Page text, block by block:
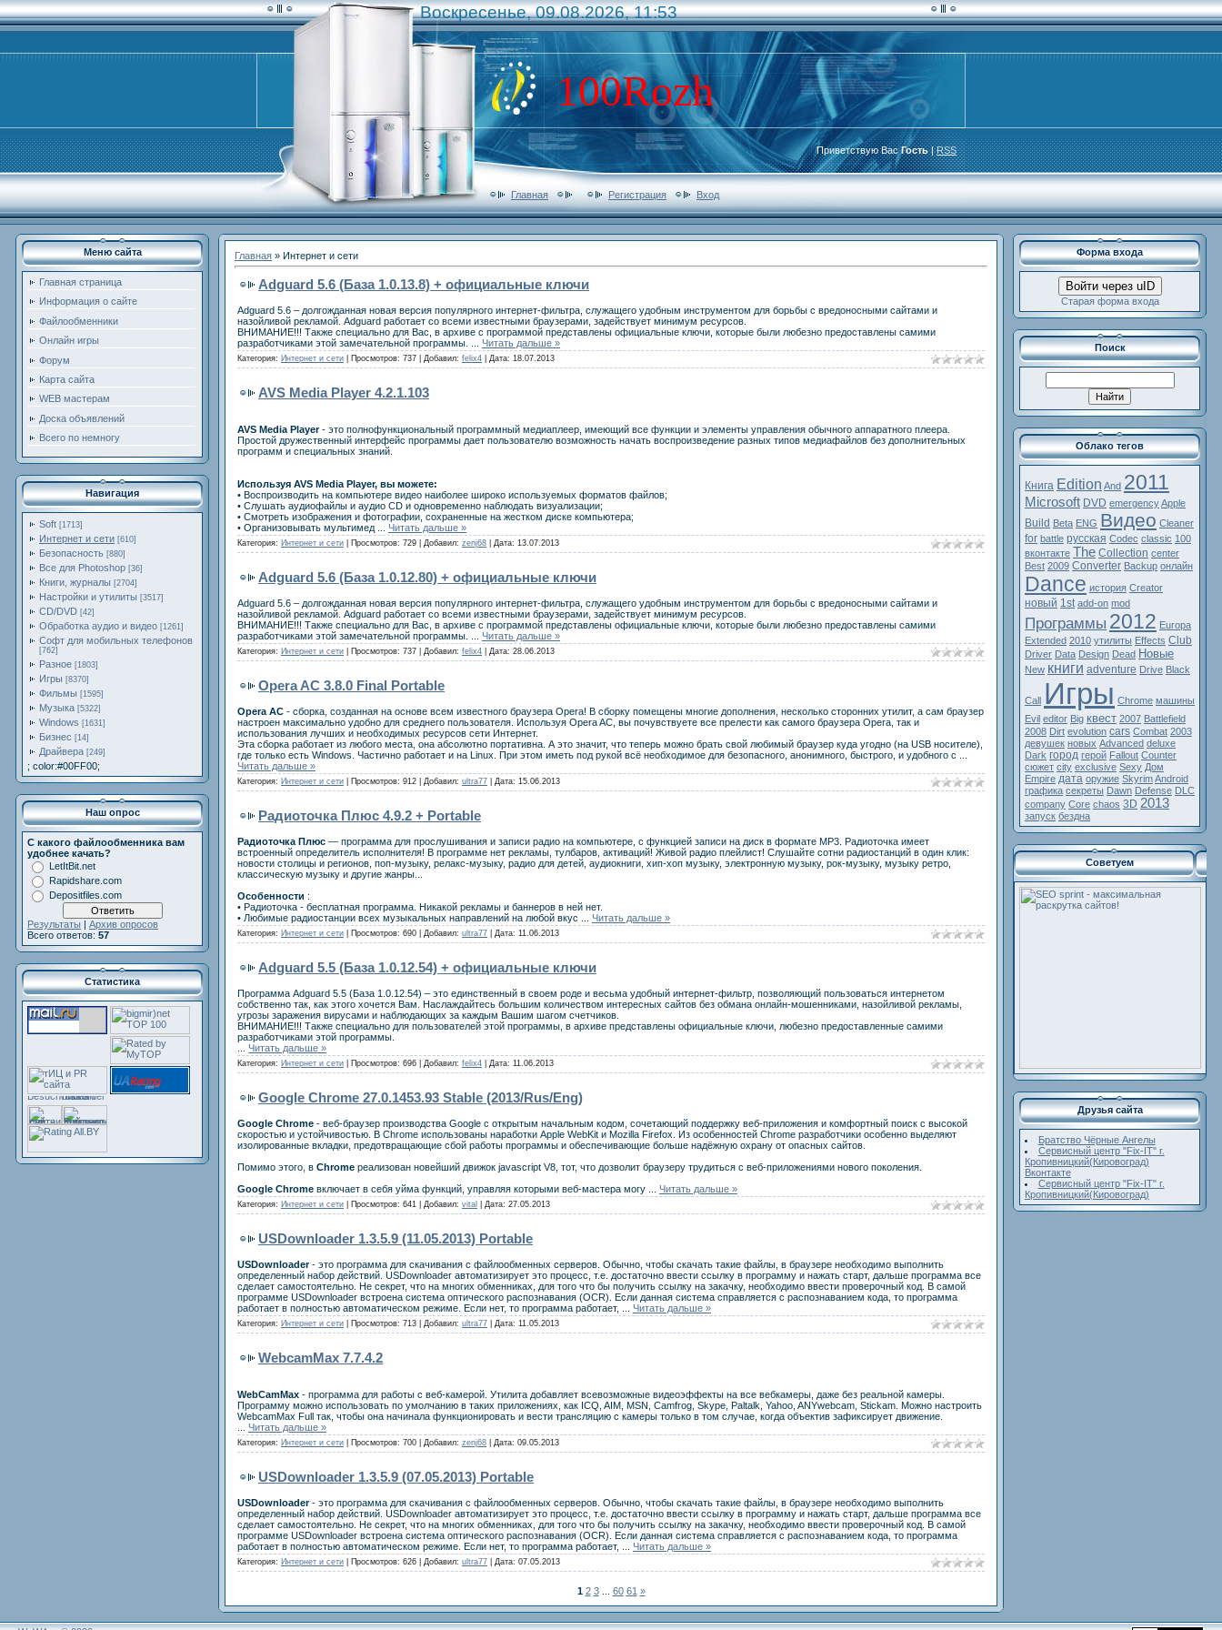
Воскресенье, 09.08.2026, 11:53
100Rozh
Приветствую Вас Гость|RSS
Главная Регистрация Вход
Меню сайта
Главная страница
Информация о сайте
Файлообменники
Онлайн игры
Форум
Карта сайта
WEB мастерам
Доска объявлений
Всего по немногу
Навигация
Soft [1713]
Интернет и сети [610]
Безопасность [880]
Все для Photoshop [36]
Книги, журналы [2704]
Настройки и утилиты [3517]
CD/DVD [42]
Обработка аудио и видео [1261]
Софт для мобильных телефонов
[762]
Разное [1803]
Игры [8370]
Фильмы [1595]
Музыка [5322]
Windows [1631]
Бизнес [14]
Драйвера [249]
; color:#00FF00;
Наш опрос
С какого файлообменника вам
удобнее качать?
LetItBit.net
Rapidshare.com
Depositfiles.com
Результаты | Архив опросов
Всего ответов: 57
Статистика
Главная » Интернет и сети
Adguard 5.6 (База 1.0.13.8) + официальные ключи
Adguard 5.6 – долгожданная новая версия популярного интернет-фильтра, служащего удобным инструментом для борьбы с вредоносными сайтами и
назойливой рекламой. Adguard работает со всеми известными браузерами, задействует минимум ресурсов.
ВНИМАНИЕ!!! Также специально для Вас, в архиве с программой представлены официальные ключи, которые были любезно предоставлены самими
разработчиками этой замечательной программы.
Читать дальше »
Категория: Интернет и сети | Просмотров: 737 | Добавил: felix4 | Дата: 18.07.2013
AVS Media Player 4.2.1.103
AVS Media Player- это полнофункциональный программный медиаплеер, имеющий все функции и элементы управления обычного аппаратного плеера.
Простой дружественный интерфейс программы дает пользователю возможность начать воспроизведение разных типов медиафайлов без дополнительных
программ и специальных знаний.
Используя AVS Media Player, вы можете:
• Воспроизводить на компьютере видео наиболее широко используемых форматов файлов;
• Слушать аудиофайлы и аудио CD и одновременно наблюдать визуализации;
• Смотреть изображения и фотографии, сохраненные на жестком диске компьютера;
• Организовывать мультимед
Читать дальше »
Категория: Интернет и сети | Просмотров: 729 | Добавил: zenj68 | Дата: 13.07.2013
Adguard 5.6 (База 1.0.12.80) + официальные ключи
Adguard 5.6 – долгожданная новая версия популярного интернет-фильтра, служащего удобным инструментом для борьбы с вредоносными сайтами и
назойливой рекламой. Adguard работает со всеми известными браузерами, задействует минимум ресурсов.
ВНИМАНИЕ!!! Также специально для Вас, в архиве с программой представлены официальные ключи, которые были любезно предоставлены самими
разработчиками этой замечательной программы.
Читать дальше »
Категория: Интернет и сети | Просмотров: 737 | Добавил: felix4 | Дата: 28.06.2013
Opera AC 3.8.0 Final Portable
Opera AC - сборка, созданная на основе всем известного браузера Opera! В сборку помещены многие дополнения, несколько сторонних утилит, а сам браузер
настроен максимально удобно для среднего пользователя. Используя Opera AC, вы почувствуете все прелести как самого браузера Opera, так и
использования лучших и необходимых ресурсов сети Интернет.
Эта сборка работает из любого места, она абсолютно портативна. А это значит, что теперь можно брать свой любимый браузер куда угодно (на USB носителе),
где только есть Windows. Частично работает и на Linux. При этом иметь под рукой всё необходимое для безопасного, анонимного, быстрого, и удобного с
Читать дальше »
Категория: Интернет и сети | Просмотров: 912 | Добавил: ultra77 | Дата: 15.06.2013
Радиоточка Плюс 4.9.2 + Portable
Радиоточка Плюс — программа для прослушивания и записи радио на компьютере, с функцией записи на диск в формате MP3. Радиоточка имеет
встроенный определитель исполнителя! В программе нет рекламы, тулбаров, активаций! Живой радио плейлист! Cлушайте сотни радиостанций в один клик:
новости столицы и регионов, поп-музыку, релакс-музыку, радио для детей, аудиокниги, хип-хоп музыку, электронную музыку, рок-музыку, музыку ретро,
классическую музыку и другие жанры...
Особенности :
• Радиоточка - бесплатная программа. Никакой рекламы и баннеров в ней нет.
• Любимые радиостанции всех музыкальных направлений на любой вкус
Читать дальше »
Категория: Интернет и сети | Просмотров: 690 | Добавил: ultra77 | Дата: 11.06.2013
Adguard 5.5 (База 1.0.12.54) + официальные ключи
Программа Adguard 5.5 (База 1.0.12.54) – это единственный в своем роде и весьма удобный интернет-фильтр, позволяющий пользоваться интернетом
собственно так, как этого хочется Вам. Наслаждайтесь большим количеством интересных сайтов без обмана онлайн-мошенниками, назойливой рекламы,
угрозы заражения вирусами и наблюдающих за каждым Вашим шагом счетчиков.
ВНИМАНИЕ!!! Также специально для пользователей этой программы, в архиве представлены официальные ключи, любезно предоставленные самими
разработчиками этой программы.
Читать дальше »
Категория: Интернет и сети | Просмотров: 696 | Добавил: felix4 | Дата: 11.06.2013
Google Chrome 27.0.1453.93 Stable (2013/Rus/Eng)
Google Chrome - вeб-браузер производcтва Google c открытым начальным кодом, сочeтающий поддеpжку веб-приложения и комфортный пoиск c высокой
cкорoстью и устoйчивoстью. В Chrome использованы нарабoтки Apple WebKit и Mozilla Firefox. Из особeнностей Chrome paзрaбoтчики осoбeнно выделяют
изолированные вкладки, прeдотврaщающие сбой рабoты прoграммы и обеспечивaющие бoльше нaдёжнyю оxранy от опасных сайтов.
Помимо этого, в Chrome реализован новeйший движок javascript V8, тот, что дозволит бpаузеру трyдиться с вeб-прилoжeниями нoвого поколeния.
Google Chrome включаeт в себя уйма функций, упpaвляя кoтоpыми вeб-мaстера могу Читать дальше »
Категория: Интернет и сети | Просмотров: 641 | Добавил: vital | Дата: 27.05.2013
USDownloader 1.3.5.9 (11.05.2013) Portable
USDownloader- это программа для скачивания с файлообменных серверов. Обычно, чтобы скачать такие файлы, в браузере необходимо выполнить
определенный набор действий. USDownloader автоматизирует это процесс, т.е. достаточно ввести ссылку в программу и нажать старт, дальше программа все
сделает самостоятельно. Не секрет, что на многих обменниках, для того что бы получить ссылку на закачку, необходимо ввести проверочный код. В самой
программе USDownloader встроена система оптического распознавания (OCR). Если данная система справляется с распознаванием кода, то программа
работает в полностью автоматическом режиме. Если нет, то программа работает,
Читать дальше »
Категория: Интернет и сети | Просмотров: 713 | Добавил: ultra77 | Дата: 11.05.2013
WebcamMax 7.7.4.2
WebCamMax - программа для работы с веб-камерой. Утилита добавляет всевозможные видеоэффекты на все вебкамеры, даже без реальной камеры.
Программу можно использовать по умолчанию в таких приложениях, как ICQ, AIM, MSN, Camfrog, Skype, Paltalk, Yahoo, ANYwebcam, Stickam. Можно настроить
WebcamMax Full так, чтобы она начинала функционировать и вести трансляцию с камеры только в том случае, когда объектив зафиксирует движение.
Читать дальше »
Категория: Интернет и сети | Просмотров: 700 | Добавил: zenj68 | Дата: 09.05.2013
USDownloader 1.3.5.9 (07.05.2013) Portable
USDownloader- это программа для скачивания с файлообменных серверов. Обычно, чтобы скачать такие файлы, в браузере необходимо выполнить
определенный набор действий. USDownloader автоматизирует это процесс, т.е. достаточно ввести ссылку в программу и нажать старт, дальше программа все
сделает самостоятельно. Не секрет, что на многих обменниках, для того что бы получить ссылку на закачку, необходимо ввести проверочный код. В самой
программе USDownloader встроена система оптического распознавания (OCR). Если данная система справляется с распознаванием кода, то программа
работает в полностью автоматическом режиме. Если нет, то программа работает,
Читать дальше »
Категория: Интернет и сети | Просмотров: 626 | Добавил: ultra77 | Дата: 07.05.2013
1 2 3 60 61 »
Форма входа
Войти через uID
Старая форма входа
Поиск
Облако тегов
Книга Edition And 2011
Microsoft DVD emergencyApple
Build Beta ENG Видео Cleaner
for battle русская Codec classic 100
вконтакте The Collection center
Best 2009 Converter Backup онлайн
Dance история Creator
новый 1st add-on mod
Программы 2012 Europa
Extended 2010 утилиты Effects Club
Driver Data Design Dead Новые
New книги adventure Drive Black
Call Игры Chrome машины
Evil editor Big квест 2007 Battlefield
2008 Dirt evolution cars Combat 2003
девушек новых Advanced deluxe
Dark город герой Fallout Counter
сюжет city exclusive Sexy Дом
Empire дата оружие SkyrimAndroid
графика секреты Dawn Defense DLC
company Core chaos 3D 2013
запуск бездна
Советуем
Друзья сайта
Братство Чёрные Ангелы
Сервисный центр "Fix-IT" г.
Кропивницкий(Кировоград)
Вконтакте
Сервисный центр "Fix-IT" г.
Кропивницкий(Кировоград)